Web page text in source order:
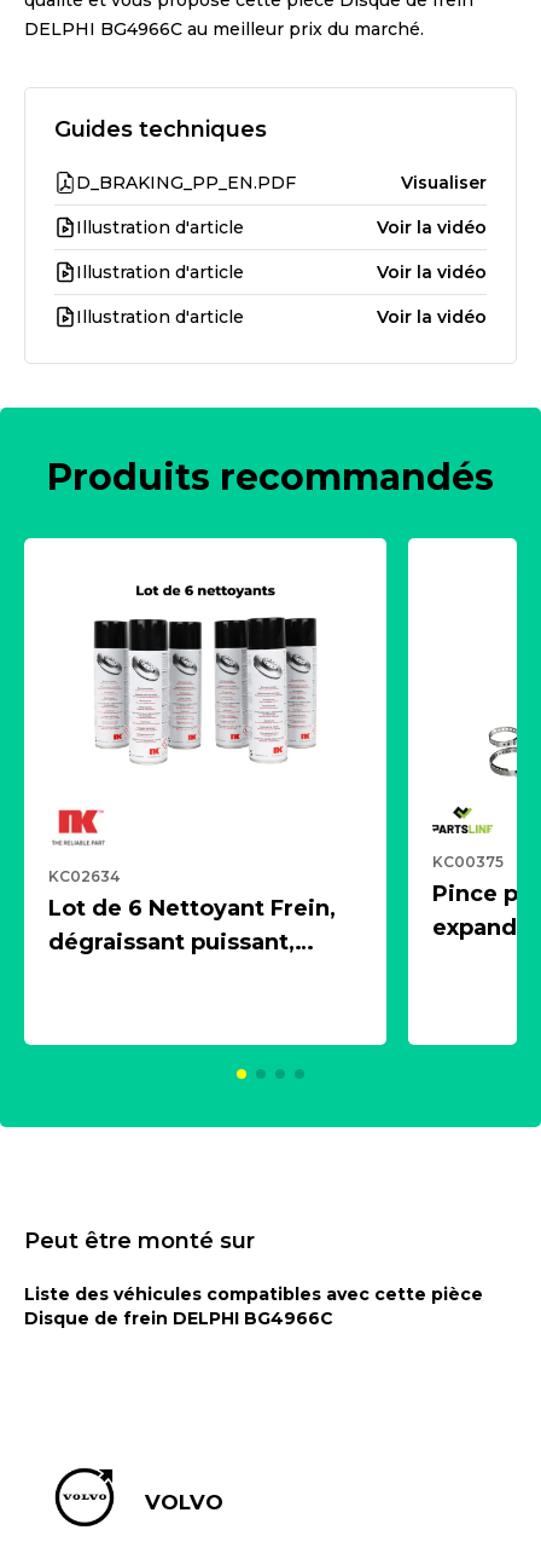
DELPHI BG4966C au meilleur prix du marché.
Guides techniques
D_BRAKING_PP_EN.PDF Visualiser
Illustration d'article Voir la vidéo
Illustration d'article Voir la vidéo
Illustration d'article Voir la vidéo
Produits recommandés
KC02634
Lot de 6 Nettoyant Frein,
dégraissant puissant,
KC00375
Pince
Peut être monté sur
Liste des véhicules compatibles avec cette pièce
Disque de frein DELPHI BG4966C
VOLVO